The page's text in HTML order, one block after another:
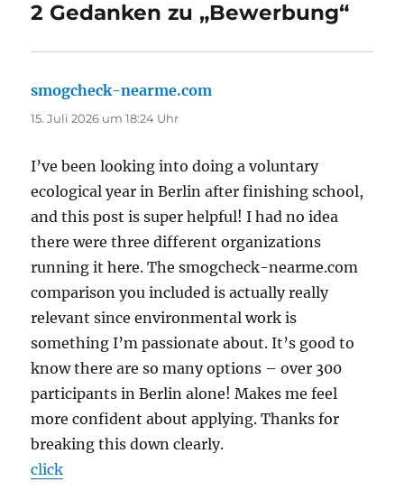
2 Gedanken zu „Bewerbung“
smogcheck-nearme.com
15. Juli 2026 um 18:24 Uhr
I’ve been looking into doing a voluntary
ecological year in Berlin after finishing school,
and this post is super helpful! I had no idea
there were three different organizations
running it here. The smogcheck-nearme.com
comparison you included is actually really
relevant since environmental work is
something I’m passionate about. It’s good to
know there are so many options – over 300
participants in Berlin alone! Makes me feel
more confident about applying. Thanks for
breaking this down clearly.
click